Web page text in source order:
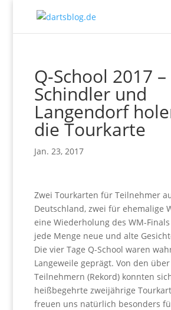
Q-School 2017 –
Schindler und
Langendorf
die Tourkarte
Jan. 23, 2017
Zwei Tourkarten für Teilnehmer
Deutschland, zwei für ehemalige
eine Wiederholung des WM-
jede Menge neue und alte
Die vier Tage Q-School waren
Langeweile geprägt. Von den
Teilnehmern (Rekord) konnten
heißbegehrte zweijährige
freuen uns natürlich besonders